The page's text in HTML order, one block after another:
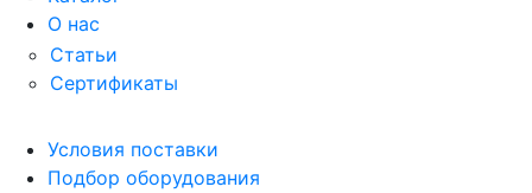
О нас
Статьи
Сертификаты
Условия поставки
Подбор оборудования